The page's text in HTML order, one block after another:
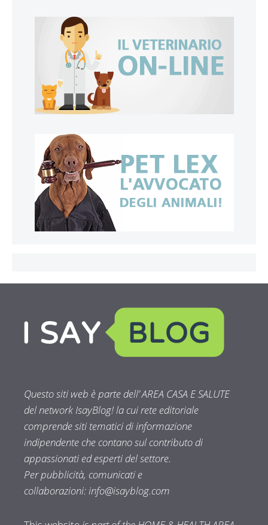
Questo siti web è parte dell’ AREA CASA E SALUTE
del network IsayBlog! la cui rete editoriale
comprende siti tematici di informazione
indipendente che contano sul contributo di
appassionati ed esperti del settore.
Per pubblicità, comunicati e
collaborazioni:info@isayblog.com